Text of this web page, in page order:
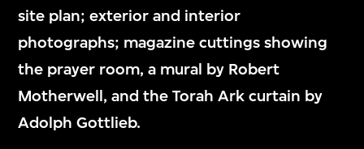
site plan; exterior and interior
photographs; magazine cuttings showing
the prayer room, a mural by Robert
Motherwell, and the Torah Ark curtain by
Adolph Gottlieb.